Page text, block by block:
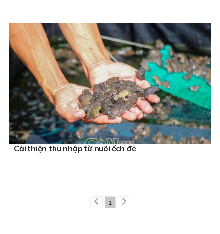
Cải thiện thu nhập từ nuôi ếch đẻ
1